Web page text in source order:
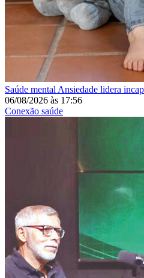
Saúde mental Ansiedade lidera
06/08/2026 às 17:56
Conexão saúde